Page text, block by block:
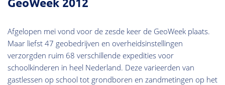
GeoWeek 2012
Afgelopen mei vond voor de zesde keer de GeoWeek plaats.
Maar liefst 47 geobedrijven en overheidsinstellingen
verzorgden ruim 68 verschillende expedities voor
schoolkinderen in heel Nederland. Deze varieerden van
gastlessen op school tot grondboren en zandmetingen op het